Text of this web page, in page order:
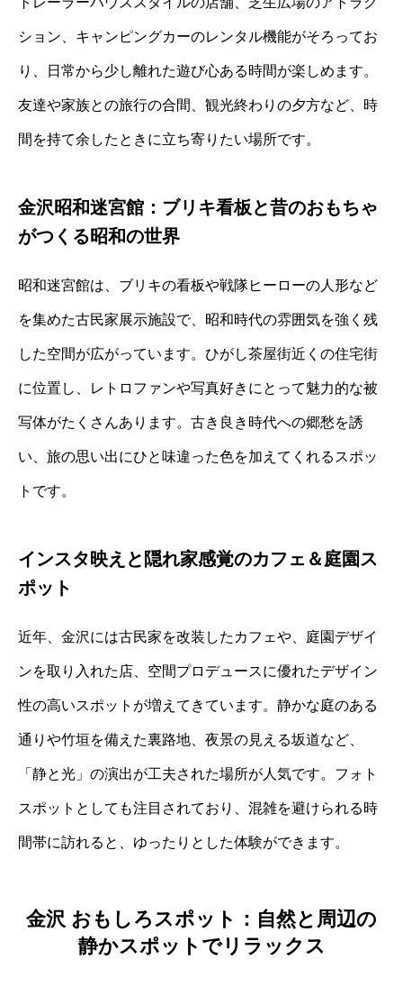
ション、キャンピングカーのレンタル機能がそろってお
り、日常から少し離れた遊び心ある時間が楽しめます。
友達や家族との旅行の合間、観光終わりの夕方など、時
間を持て余したときに立ち寄りたい場所です。
金沢昭和迷宮館：ブリキ看板と昔のおもちゃ
がつくる昭和の世界
昭和迷宮館は、ブリキの看板や戦隊ヒーローの人形など
を集めた古民家展示施設で、昭和時代の雰囲気を強く残
した空間が広がっています。ひがし茶屋街近くの住宅街
に位置し、レトロファンや写真好きにとって魅力的な被
写体がたくさんあります。古き良き時代への郷愁を誘
い、旅の思い出にひと味違った色を加えてくれるスポッ
トです。
インスタ映えと隠れ家感覚のカフェ＆庭園ス
ポット
近年、金沢には古民家を改装したカフェや、庭園デザイ
ンを取り入れた店、空間プロデュースに優れたデザイン
性の高いスポットが増えてきています。静かな庭のある
通りや竹垣を備えた裏路地、夜景の見える坂道など、
「静と光」の演出が工夫された場所が人気です。フォト
スポットとしても注目されており、混雑を避けられる時
間帯に訪れると、ゆったりとした体験ができます。
金沢 おもしろスポット：自然と周辺の
静かスポットでリラックス